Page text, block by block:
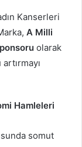
Kanserleri
A Milli
olarak
Hamleleri
somut